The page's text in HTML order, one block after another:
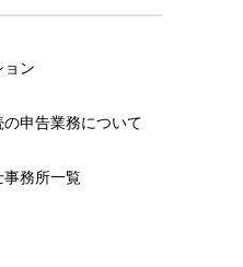
ョン
申告業務について
事務所一覧